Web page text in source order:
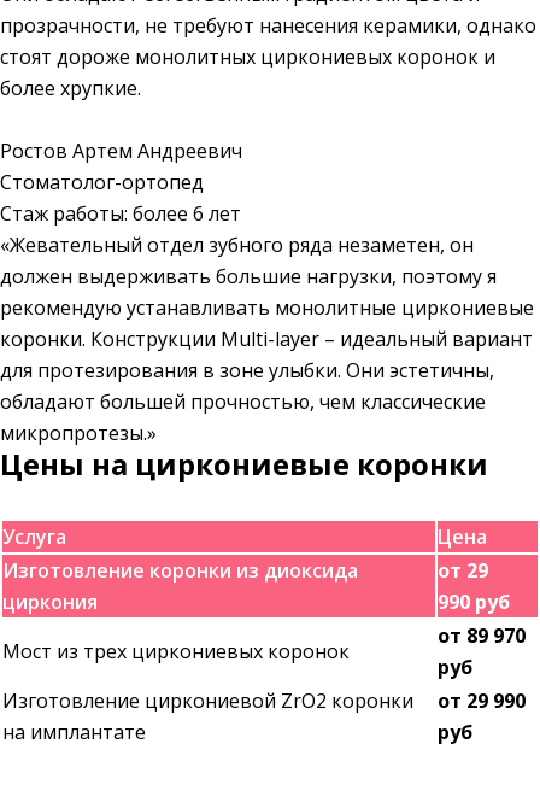
прозрачности, не требуют нанесения керамики, однако
стоят дороже монолитных циркониевых коронок и
более хрупкие.
Ростов Артем Андреевич
Стоматолог-ортопед
Стаж работы: более 6 лет
«Жевательный отдел зубного ряда незаметен, он
должен выдерживать большие нагрузки, поэтому я
рекомендую устанавливать монолитные циркониевые
коронки. Конструкции Multi-layer – идеальный вариант
для протезирования в зоне улыбки. Они эстетичны,
обладают большей прочностью, чем классические
микропротезы.»
Цены на циркониевые коронки
Услуга
Цена
Изготовление коронки из диоксида
циркония
от 29
990 руб
Мост из трех циркониевых коронок
от 89 970
руб
Изготовление циркониевой ZrO2 коронки
на имплантате
от 29 990
руб